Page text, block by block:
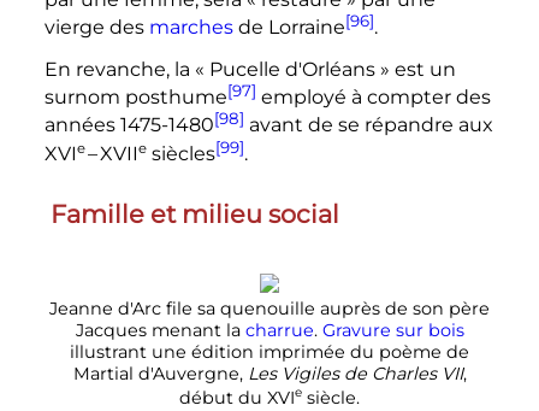
vierge des marchesde Lorraine[96].
En revanche, la « Pucelle d'Orléans » est un
surnom posthume[97] employé à compter des
années 1475-1480[98] avant de se répandre aux
XVIe–XVIIe siècles[99].
Famille et milieu social
Jeanne d'Arc file sa quenouille auprès de son père
Jacques menant la charrue. Gravure sur bois
illustrant une édition imprimée du poème de
Martial d'Auvergne, Les Vigiles de Charles VII,
début du XVIe siècle.